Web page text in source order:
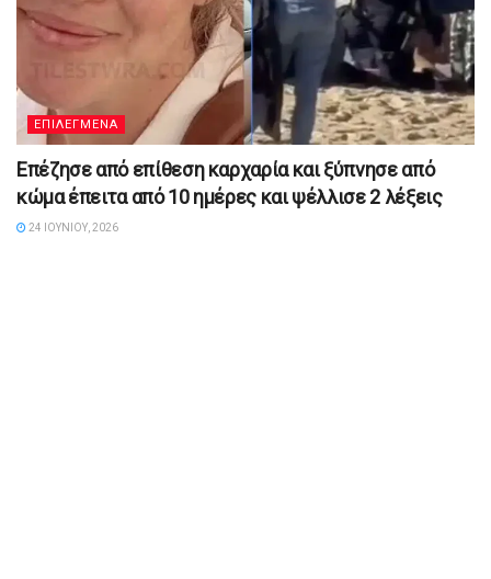
ΕΠΙΛΕΓΜΕΝΑ
Επέζησε από επίθεση καρχαρία και ξύπνησε από
κώμα έπειτα από 10 ημέρες και ψέλλισε 2 λέξεις
24 ΙΟΥΝΊΟΥ, 2026